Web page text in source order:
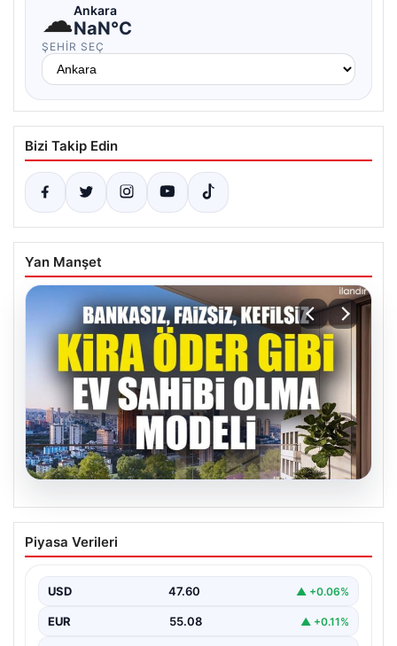
☁Ankara
NaN°C
ŞEHIR SEÇ
Bizi Takip Edin
Yan Manşet
04.08.2026
DAP Yapı’dan bir ilk! Emlak Konut
güvencesi Dap vizyonuyla kendi
Piyasa Verileri
USD 47.60 ▲ +0.06%
EUR 55.08 ▲ +0.11%